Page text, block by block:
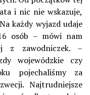
i nic nie wskazuje,
każdy wyjazd udaje
osób – mówi nam
z zawodniczek. –
wojewódzkie czy
pojechaliśmy za
Najtrudniejsze